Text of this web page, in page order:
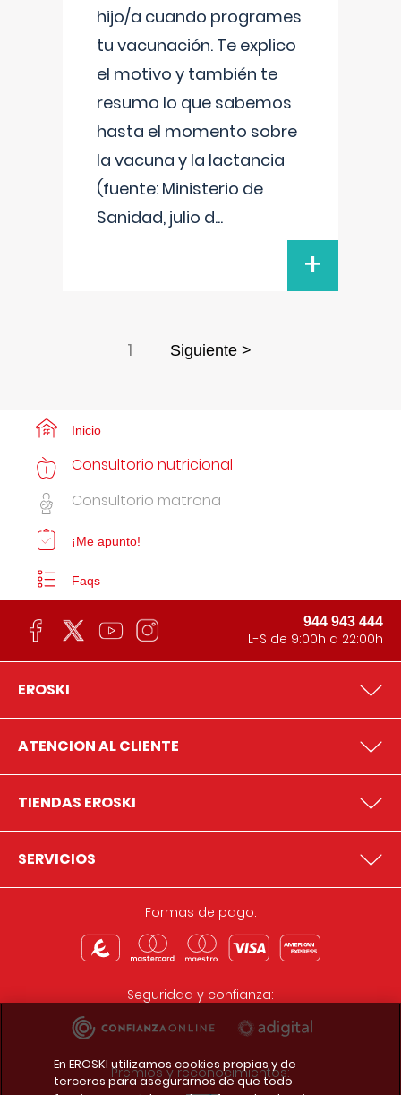
hijo/a cuando programes
tu vacunación. Te explico
el motivo y también te
resumo lo que sabemos
hasta el momento sobre
la vacuna y la lactancia
(fuente: Ministerio de
Sanidad, julio d...
+
1 Siguiente >
Inicio
Consultorio nutricional
Consultorio matrona
¡Me apunto!
Faqs
944 943 444
L-S de 9:00h a 22:00h
EROSKI
ATENCION AL CLIENTE
TIENDAS EROSKI
SERVICIOS
Formas de pago:
Seguridad y confianza:
Premios y reconocimientos:
En EROSKI utilizamos cookies propias y de
terceros para asegurarnos de que todo